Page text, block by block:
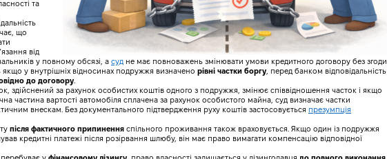
та
що
від
у повному обсязі, а суд не має повноважень змінювати умови кредитного договору без згоди
якщо у внутрішніх відносинах подружжя визначено рівні частки боргу , перед банком відповідальність
до договору
здійснений за рахунок особистих коштів одного з подружжя, змінює співвідношення часток і якщо
частина вартості автомобіля сплачена за рахунок особистого майна, суд визначає частки
внескам. Без документального підтвердження руху коштів застосовується презумпція
після фактичного припинення спільного проживання також враховується. Якщо один із подружжя
кредитні платежі після розірвання шлюбу, він має право вимагати компенсацію відповідної